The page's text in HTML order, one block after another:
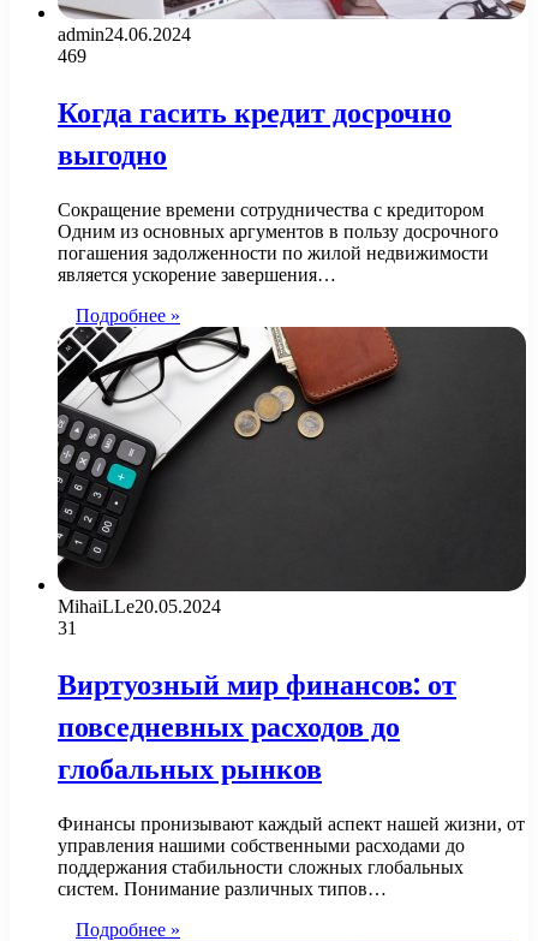
admin24.06.2024
469
Когда гасить кредит досрочно
выгодно
Сокращение времени сотрудничества с кредитором
Одним из основных аргументов в пользу досрочного
погашения задолженности по жилой недвижимости
является ускорение завершения…
Подробнее »
MihaiLLe20.05.2024
31
Виртуозный мир финансов: от
повседневных расходов до
глобальных рынков
Финансы пронизывают каждый аспект нашей жизни, от
управления нашими собственными расходами до
поддержания стабильности сложных глобальных
систем. Понимание различных типов…
Подробнее »